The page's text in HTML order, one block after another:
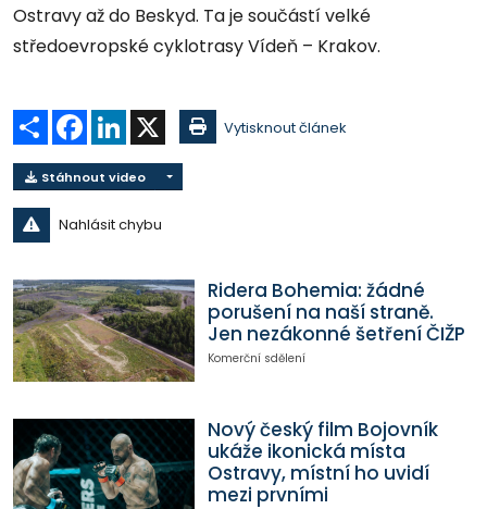
Ostravy až do Beskyd. Ta je součástí velké
středoevropské cyklotrasy Vídeň – Krakov.
Sdílet Facebook
LinkedIn Vytisknout článek
Stáhnout video
Nahlásit chybu
Ridera Bohemia: žádné
porušení na naší straně.
Jen nezákonné šetření ČIŽP
Komerční sdělení
Nový český film Bojovník
ukáže ikonická místa
Ostravy, místní ho uvidí
mezi prvními